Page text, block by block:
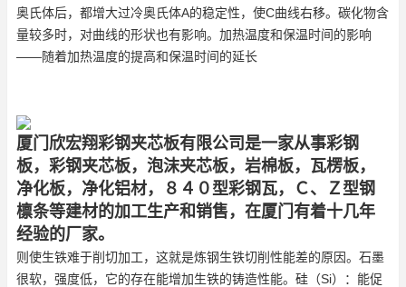
奥氏体后，都增大过冷奥氏体A的稳定性，使C曲线右移。碳化物含
量较多时，对曲线的形状也有影响。加热温度和保温时间的影响
——随着加热温度的提高和保温时间的延长
厦门欣宏翔彩钢夹芯板有限公司是一家从事彩钢
板，彩钢夹芯板，泡沫夹芯板，岩棉板，瓦楞板，
净化板，净化铝材，８４０型彩钢瓦，Ｃ、Ｚ型钢
檩条等建材的加工生产和销售，在厦门有着十几年
经验的厂家。
则使生铁难于削切加工，这就是炼钢生铁切削性能差的原因。石墨
很软，强度低，它的存在能增加生铁的铸造性能。硅（Si）：能促